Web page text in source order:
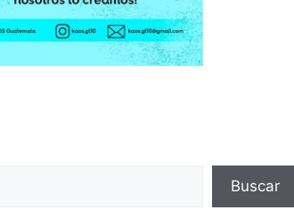
Buscar